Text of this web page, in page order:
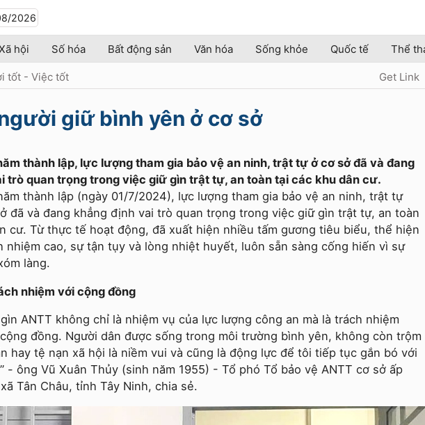
2026
hội Số hóa Bất động sản Văn hóa Sống khỏe Quốc tế Thể
tốt - Việc tốt Get Link
giữ bình yên ở cơ sở
thành lập, lực lượng tham gia bảo vệ an ninh, trật tự ở cơ sở đã và đang
trò quan trọng trong việc giữ gìn trật tự, an toàn tại các khu dân cư.
thành lập (ngày 01/7/2024), lực lượng tham gia bảo vệ an ninh, trật tự
đã và đang khẳng định vai trò quan trọng trong việc giữ gìn trật tự, an toàn
cư. Từ thực tế hoạt động, đã xuất hiện nhiều tấm gương tiêu biểu, thể hiện
nhiệm cao, sự tận tụy và lòng nhiệt huyết, luôn sẵn sàng cống hiến vì sự
làng.
nhiệm với cộng đồng
ANTT không chỉ là nhiệm vụ của lực lượng công an mà là trách nhiệm
đồng. Người dân được sống trong môi trường bình yên, không còn trộm
hay tệ nạn xã hội là niềm vui và cũng là động lực để tôi tiếp tục gắn bó với
- ông Vũ Xuân Thủy (sinh năm 1955) - Tổ phó Tổ bảo vệ ANTT cơ sở ấp
Tân Châu, tỉnh Tây Ninh, chia sẻ.